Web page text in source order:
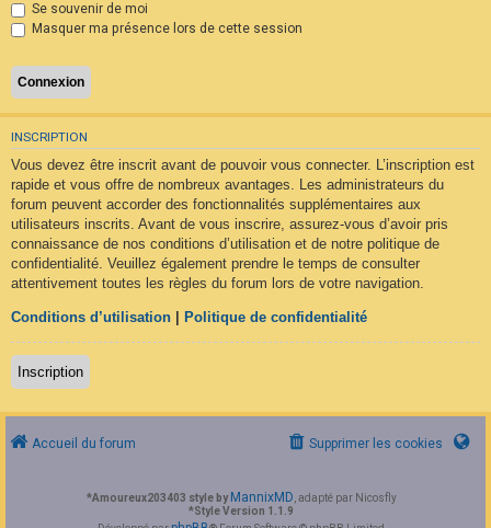
A
Q
Se souvenir de moi
Masquer ma présence lors de cette session
INSCRIPTION
Vous devez être inscrit avant de pouvoir vous connecter. L’inscription est
rapide et vous offre de nombreux avantages. Les administrateurs du
forum peuvent accorder des fonctionnalités supplémentaires aux
utilisateurs inscrits. Avant de vous inscrire, assurez-vous d’avoir pris
connaissance de nos conditions d’utilisation et de notre politique de
confidentialité. Veuillez également prendre le temps de consulter
attentivement toutes les règles du forum lors de votre navigation.
Conditions d’utilisation Politique de confidentialité
Inscription
Accueil du forum Supprimer les cookies
*Amoureux203403 style by MannixMD, adapté par Nicosfly
*Style Version 1.1.9